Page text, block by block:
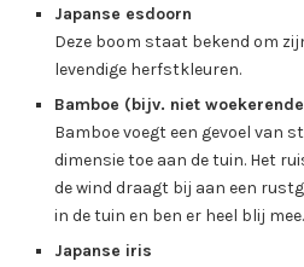
Japanse esdoorn
Deze boom staat bekend om
levendige herfstkleuren.
Bamboe (bijv. niet
Bamboe voegt een gevoel van
dimensie toe aan de tuin. Het
de wind draagt bij aan een
in de tuin en ben er heel blij
Japanse iris